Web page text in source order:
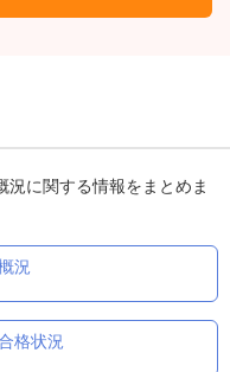
況に関する情報をまとめま
況
格状況